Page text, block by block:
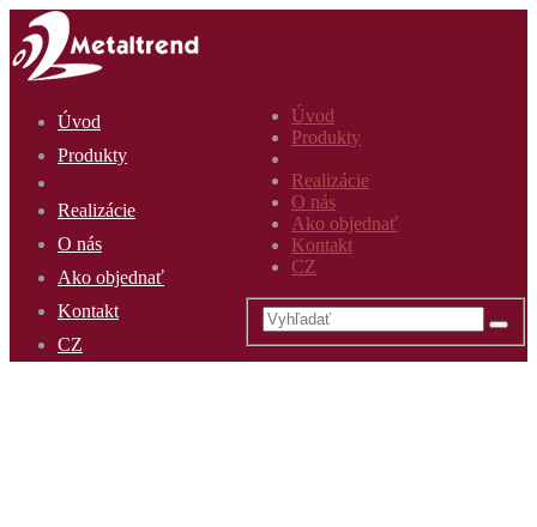
Úvod
Produkty
Realizácie
O nás
Ako objednať
Kontakt
CZ
Úvod
Produkty
Realizácie
O nás
Ako objednať
Kontakt
CZ